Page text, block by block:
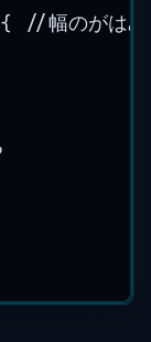
//幅のがはみ